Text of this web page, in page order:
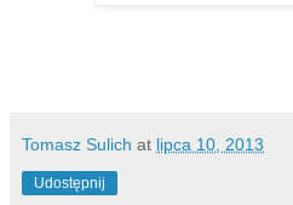
Tomasz Sulich at lipca 10, 2013
Udostępnij